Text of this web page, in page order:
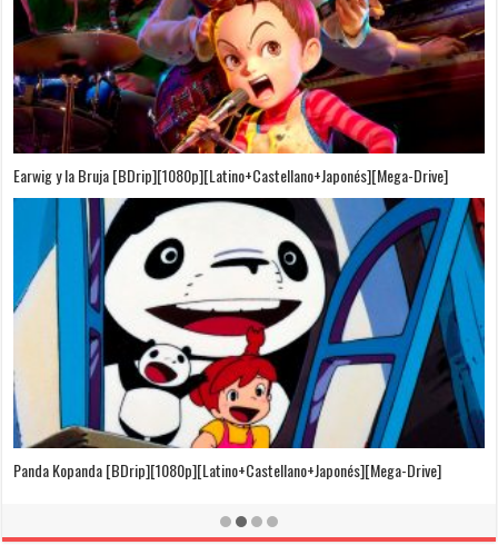
Puedo Escuchar el Mar [Película][BDrip][1080p][Dual Audio]
[Castellano+Japonés][Sub-Español][MEGA]